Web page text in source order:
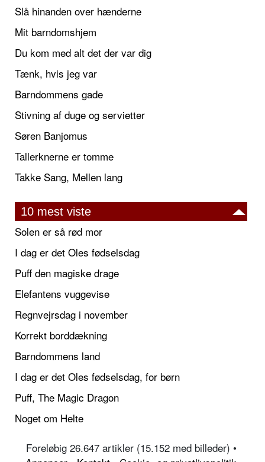
Slå hinanden over hænderne
Mit barndomshjem
Du kom med alt det der var dig
Tænk, hvis jeg var
Barndommens gade
Stivning af duge og servietter
Søren Banjomus
Tallerknerne er tomme
Takke Sang, Mellen lang
10 mest viste
Solen er så rød mor
I dag er det Oles fødselsdag
Puff den magiske drage
Elefantens vuggevise
Regnvejrsdag i november
Korrekt borddækning
Barndommens land
I dag er det Oles fødselsdag, for børn
Puff, The Magic Dragon
Noget om Helte
Foreløbig 26.647 artikler (15.152 med billeder) •